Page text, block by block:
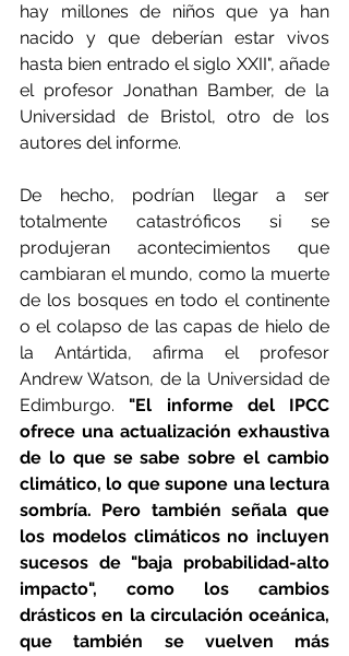
hay millones de niños que ya han
nacido y que deberían estar vivos
hasta bien entrado el siglo XXII", añade
el profesor Jonathan Bamber, de la
Universidad de Bristol, otro de los
autores del informe.
De hecho, podrían llegar a ser
totalmente catastróficos si se
produjeran acontecimientos que
cambiaran el mundo, como la muerte
de los bosques en todo el continente
o el colapso de las capas de hielo de
la Antártida, afirma el profesor
Andrew Watson, de la Universidad de
Edimburgo. "El informe del IPCC
ofrece una actualización exhaustiva
de lo que se sabe sobre el cambio
climático, lo que supone una lectura
sombría. Pero también señala que
los modelos climáticos no incluyen
sucesos de "baja probabilidad-alto
impacto", como los cambios
drásticos en la circulación oceánica,
que también se vuelven más